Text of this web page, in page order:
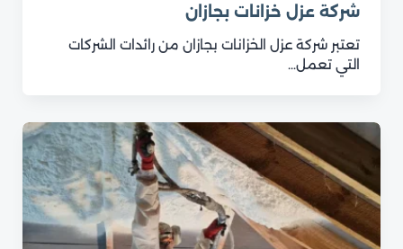
شركة عزل خزانات بجازان
تعتبر شركة عزل الخزانات بجازان من رائدات الشركات
التي تعمل…